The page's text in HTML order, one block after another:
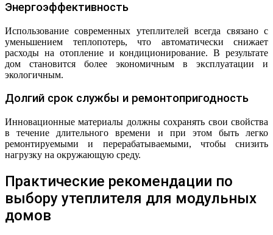
Энергоэффективность
Использование современных утеплителей всегда связано с
уменьшением теплопотерь, что автоматически снижает
расходы на отопление и кондиционирование. В результате
дом становится более экономичным в эксплуатации и
экологичным.
Долгий срок службы и ремонтопригодность
Инновационные материалы должны сохранять свои свойства
в течение длительного времени и при этом быть легко
ремонтируемыми и перерабатываемыми, чтобы снизить
нагрузку на окружающую среду.
Практические рекомендации по
выбору утеплителя для модульных
домов